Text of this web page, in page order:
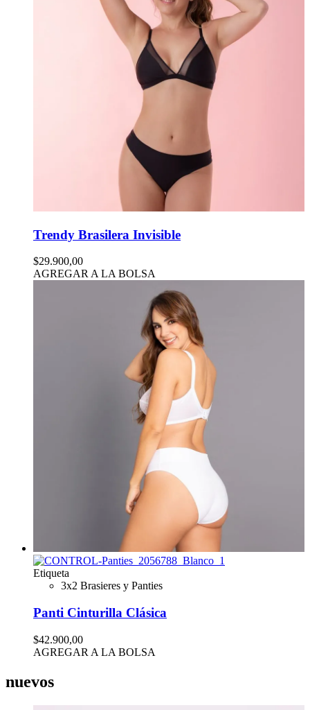
Trendy Brasilera Invisible
$29.900,00
AGREGAR A LA BOLSA
Etiqueta
3x2 Brasieres y Panties
Panti Cinturilla Clásica
$42.900,00
AGREGAR A LA BOLSA
nuevos